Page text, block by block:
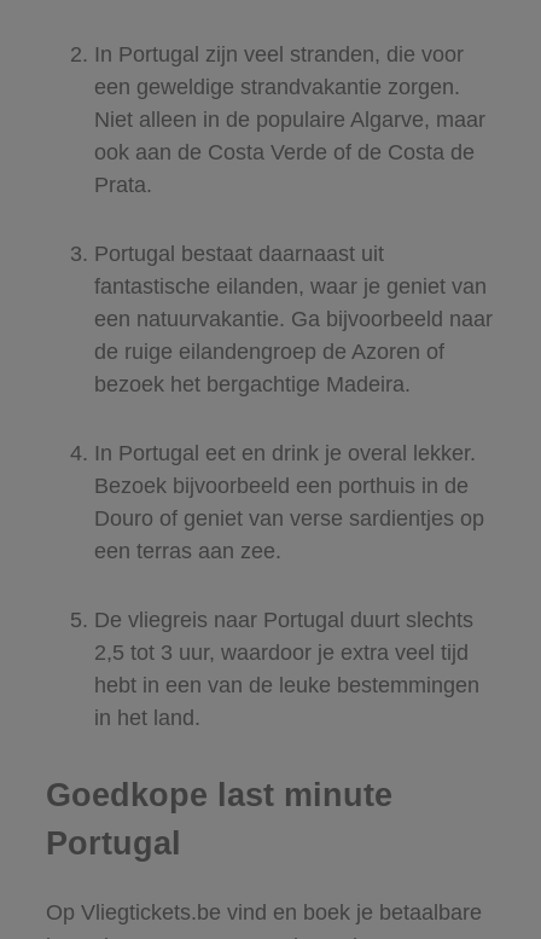
In Portugal zijn veel stranden, die voor
een geweldige strandvakantie zorgen.
Niet alleen in de populaire Algarve, maar
ook aan de Costa Verde of de Costa de
Prata.
Portugal bestaat daarnaast uit
fantastische eilanden, waar je geniet van
een natuurvakantie. Ga bijvoorbeeld naar
de ruige eilandengroep de Azoren of
bezoek het bergachtige Madeira.
In Portugal eet en drink je overal lekker.
Bezoek bijvoorbeeld een porthuis in de
Douro of geniet van verse sardientjes op
een terras aan zee.
De vliegreis naar Portugal duurt slechts
2,5 tot 3 uur, waardoor je extra veel tijd
hebt in een van de leuke bestemmingen
in het land.
Goedkope last minute
Portugal
Op Vliegtickets.be vind en boek je betaalbare